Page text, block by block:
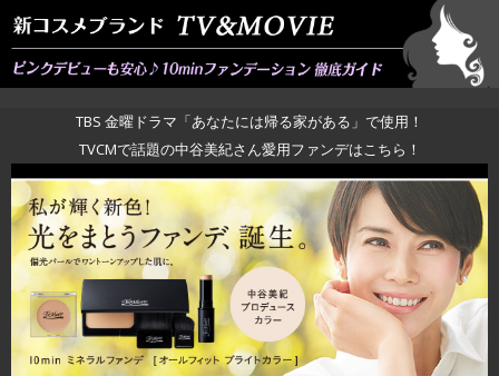
TBS 金曜ドラマ「あなたには帰る家がある」で使用！
TVCMで話題の中谷美紀さん愛用ファンデはこちら！